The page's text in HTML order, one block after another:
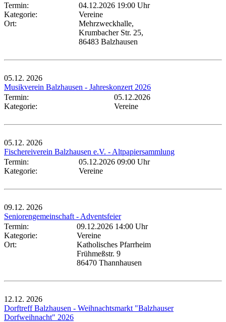
Termin:
04.12.2026 19:00 Uhr
Kategorie:
Vereine
Ort:
Mehrzweckhalle,
Krumbacher Str. 25,
86483 Balzhausen
05.12. 2026
Musikverein Balzhausen - Jahreskonzert 2026
Termin:
05.12.2026
Kategorie:
Vereine
05.12. 2026
Fischereiverein Balzhausen e.V. - Altpapiersammlung
Termin:
05.12.2026 09:00 Uhr
Kategorie:
Vereine
09.12. 2026
Seniorengemeinschaft - Adventsfeier
Termin:
09.12.2026 14:00 Uhr
Kategorie:
Vereine
Ort:
Katholisches Pfarrheim
Frühmeßstr. 9
86470 Thannhausen
12.12. 2026
Dorftreff Balzhausen - Weihnachtsmarkt "Balzhauser
Dorfweihnacht" 2026